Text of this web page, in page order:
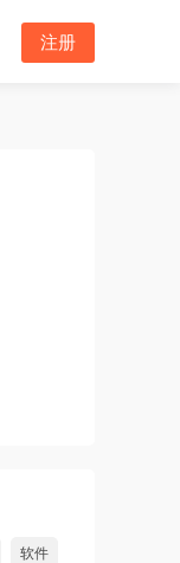
注册
软件